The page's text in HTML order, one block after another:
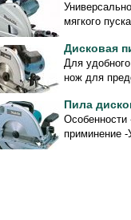
мягкого
Дисковая
Для
нож для
Пила
Особенности
приминение